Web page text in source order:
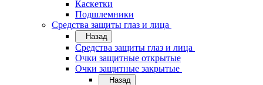
Каскетки
Подшлемники
Средства защиты глаз и лица
Назад
Средства защиты глаз и лица
Очки защитные открытые
Очки защитные закрытые
Назад